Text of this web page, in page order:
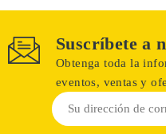
Suscríbete a
Obtenga toda la
eventos, ventas y